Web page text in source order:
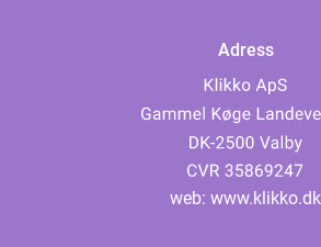
Adress
web: www.klikko.dk